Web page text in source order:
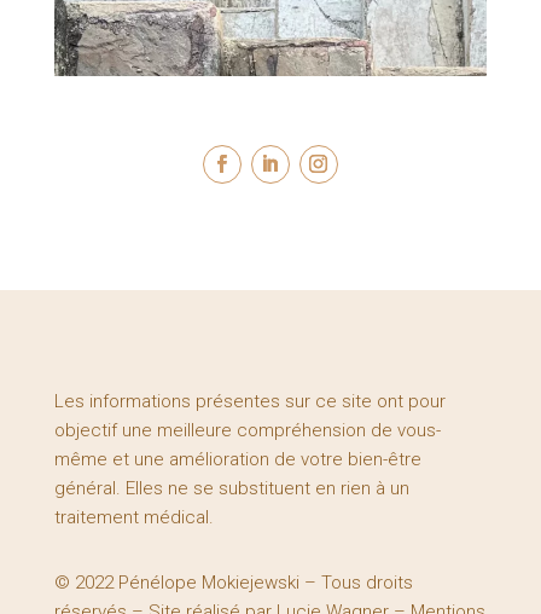
Les informations présentes sur ce site ont pour
objectif une meilleure compréhension de vous-
même et une amélioration de votre bien-être
général. Elles ne se substituent en rien à un
traitement médical.
© 2022 Pénélope Mokiejewski – Tous droits